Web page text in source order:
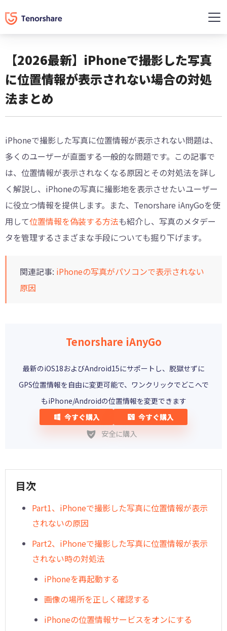
【2026最新】iPhoneで撮影した写真
に位置情報が表示されない場合の対処
法まとめ
iPhoneで撮影した写真に位置情報が表示されない問題は、
多くのユーザーが直面する一般的な問題です。この記事で
は、位置情報が表示されなくなる原因とその対処法を詳し
く解説し、iPhoneの写真に撮影地を表示させたいユーザー
に役立つ情報を提供します。また、Tenorshare iAnyGoを使
用して位置情報を偽装する方法も紹介し、写真のメタデー
タを管理するさまざまな手段についても掘り下げます。
関連記事: iPhoneの写真がパソコンで表示されない
原因
Tenorshare iAnyGo
最新のiOS18およびAndroid15にサポートし、脱獄せずに
GPS位置情報を自由に変更可能で、ワンクリックでどこへで
もiPhone/Androidの位置情報を変更できます
今すぐ購入
今すぐ購入
安全に購入
目次
Part1、iPhoneで撮影した写真に位置情報が表示
されないの原因
Part2、iPhoneで撮影した写真に位置情報が表示
されない時の対処法
iPhoneを再起動する
画像の場所を正しく確認する
iPhoneの位置情報サービスをオンにする